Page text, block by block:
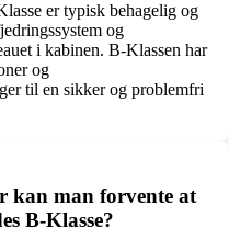
er typisk behagelig og
og
i kabinen. B-Klassen har
og
til en sikker og problemfri
kan man forvente at
B-Klasse?